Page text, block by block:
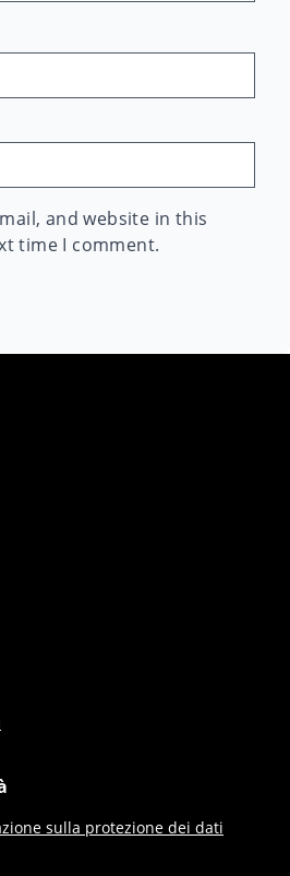
and website in this
time I comment.
sulla protezione dei dati